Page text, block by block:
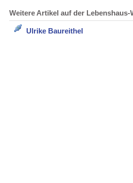
Weitere Artikel auf der
Ulrike Baureithel